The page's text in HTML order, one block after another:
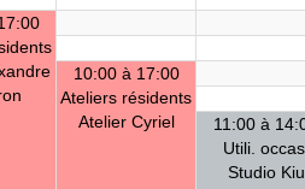
10:00 à 17:00
Ateliers résidents
Atelier Cyriel
11:00 à
Utili. occas.
Studio Kiu